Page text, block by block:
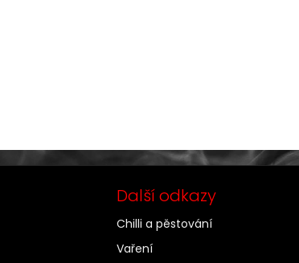
Další odkazy
Chilli a pěstování
Vaření